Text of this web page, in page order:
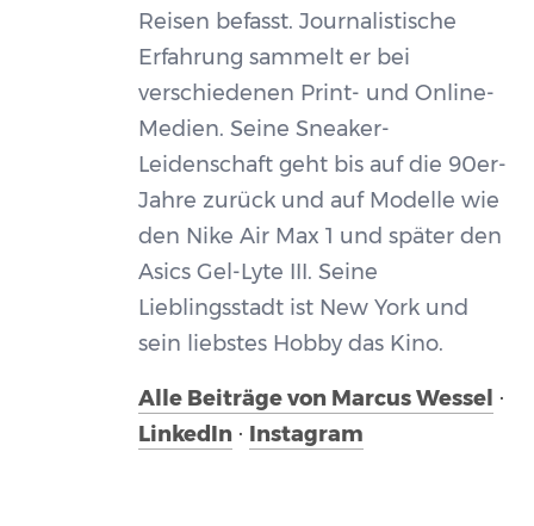
Reisen befasst. Journalistische
Erfahrung sammelt er bei
verschiedenen Print- und Online-
Medien. Seine Sneaker-
Leidenschaft geht bis auf die 90er-
Jahre zurück und auf Modelle wie
den Nike Air Max 1 und später den
Asics Gel-Lyte III. Seine
Lieblingsstadt ist New York und
sein liebstes Hobby das Kino.
Alle Beiträge von Marcus Wessel ·
LinkedIn · Instagram